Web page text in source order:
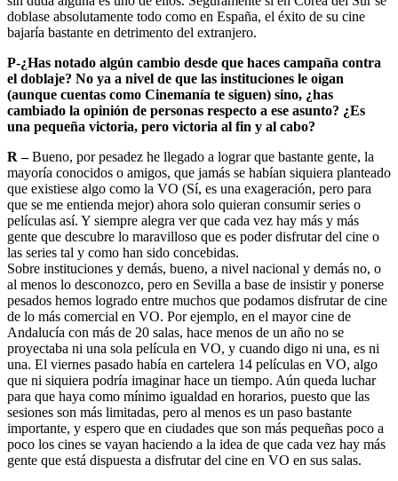
doblase absolutamente todo como en España, el éxito de su cine
bajaría bastante en detrimento del extranjero.
P-¿Has notado algún cambio desde que haces campaña contra
el doblaje? No ya a nivel de que las instituciones le oigan
(aunque cuentas como Cinemanía te siguen) sino, ¿has
cambiado la opinión de personas respecto a ese asunto? ¿Es
una pequeña victoria, pero victoria al fin y al cabo?
R –Bueno, por pesadez he llegado a lograr que bastante gente, la
mayoría conocidos o amigos, que jamás se habían siquiera planteado
que existiese algo como la VO (Sí, es una exageración, pero para
que se me entienda mejor) ahora solo quieran consumir series o
películas así. Y siempre alegra ver que cada vez hay más y más
gente que descubre lo maravilloso que es poder disfrutar del cine o
las series tal y como han sido concebidas.
Sobre instituciones y demás, bueno, a nivel nacional y demás no, o
al menos lo desconozco, pero en Sevilla a base de insistir y ponerse
pesados hemos logrado entre muchos que podamos disfrutar de cine
de lo más comercial en VO. Por ejemplo, en el mayor cine de
Andalucía con más de 20 salas, hace menos de un año no se
proyectaba ni una sola película en VO, y cuando digo ni una, es ni
una. El viernes pasado había en cartelera 14 películas en VO, algo
que ni siquiera podría imaginar hace un tiempo. Aún queda luchar
para que haya como mínimo igualdad en horarios, puesto que las
sesiones son más limitadas, pero al menos es un paso bastante
importante, y espero que en ciudades que son más pequeñas poco a
poco los cines se vayan haciendo a la idea de que cada vez hay más
gente que está dispuesta a disfrutar del cine en VO en sus salas.